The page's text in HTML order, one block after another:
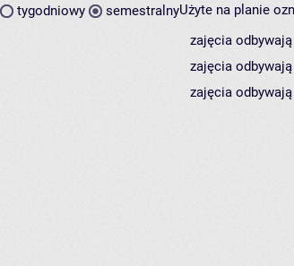
tygodniowy semestralnyUżyte na planie
zajęcia
zajęcia
zajęcia